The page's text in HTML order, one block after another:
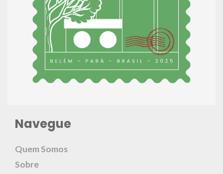
Navegue
Quem Somos
Sobre